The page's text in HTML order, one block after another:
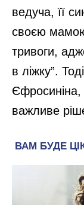
ведуча, її
своєю мамою
тривоги,
в ліжку”.
Єфросиніна,
важливе